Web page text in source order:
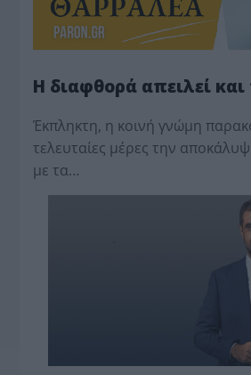
Η διαφθορά απειλεί
Έκπληκτη, η κοινή γνώμη
τελευταίες μέρες την
με τα…